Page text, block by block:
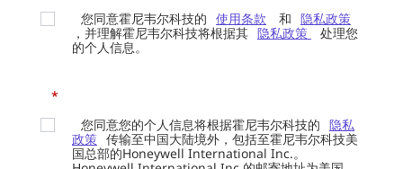
您同意霍尼韦尔科技的 使用条款 和 隐私政策
，并理解霍尼韦尔科技将根据其 隐私政策
处理您
的个人信息。
*
您同意您的个人信息将根据霍尼韦尔科技的 隐私
政策 传输至中国大陆境外，包括至霍尼韦尔科技美
国总部的Honeywell International Inc.。